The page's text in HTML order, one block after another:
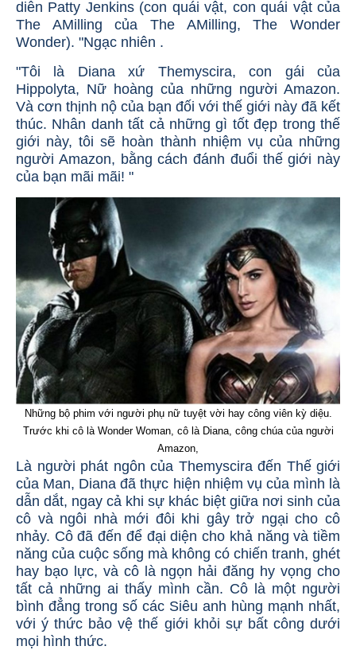
diễn Patty Jenkins (con quái vật, con quái vật của
The AMilling của The AMilling, The Wonder
Wonder). "Ngạc nhiên .
"Tôi là Diana xứ Themyscira, con gái của
Hippolyta, Nữ hoàng của những người Amazon.
Và cơn thịnh nộ của bạn đối với thế giới này đã kết
thúc. Nhân danh tất cả những gì tốt đẹp trong thế
giới này, tôi sẽ hoàn thành nhiệm vụ của những
người Amazon, bằng cách đánh đuổi thế giới này
của bạn mãi mãi! "
Những bộ phim với người phụ nữ tuyệt vời hay công viên kỳ diệu.
Trước khi cô là Wonder Woman, cô là Diana, công chúa của người
Amazon,
Là người phát ngôn của Themyscira đến Thế giới
của Man, Diana đã thực hiện nhiệm vụ của mình là
dẫn dắt, ngay cả khi sự khác biệt giữa nơi sinh của
cô và ngôi nhà mới đôi khi gây trở ngại cho cô
nhảy. Cô đã đến để đại diện cho khả năng và tiềm
năng của cuộc sống mà không có chiến tranh, ghét
hay bạo lực, và cô là ngọn hải đăng hy vọng cho
tất cả những ai thấy mình cần. Cô là một người
bình đẳng trong số các Siêu anh hùng mạnh nhất,
với ý thức bảo vệ thế giới khỏi sự bất công dưới
mọi hình thức.